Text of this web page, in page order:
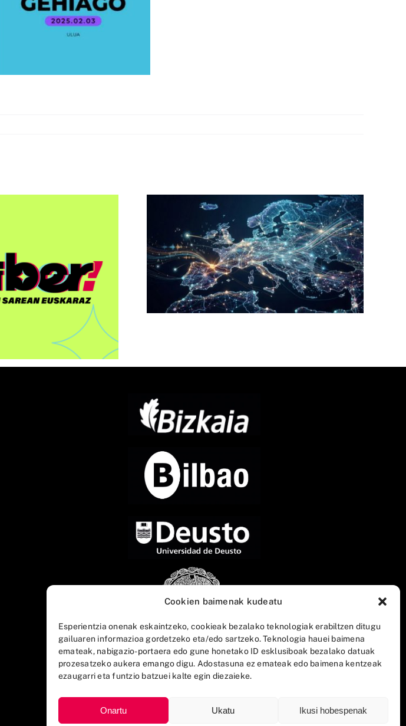
Cookien baimenak kudeatu
Esperientzia onenak eskaintzeko, cookieak bezalako teknologiak erabiltzen ditugu
gailuaren informazioa gordetzeko eta/edo sartzeko. Teknologia hauei baimena
emateak, nabigazio-portaera edo gune honetako ID esklusiboak bezalako datuak
prozesatzeko aukera emango digu. Adostasuna ez emateak edo baimena kentzeak
ezaugarri eta funtzio batzuei kalte egin diezaieke.
Onartu Ukatu Ikusi hobespenak
2026” ekitaldia
dute Bilbon